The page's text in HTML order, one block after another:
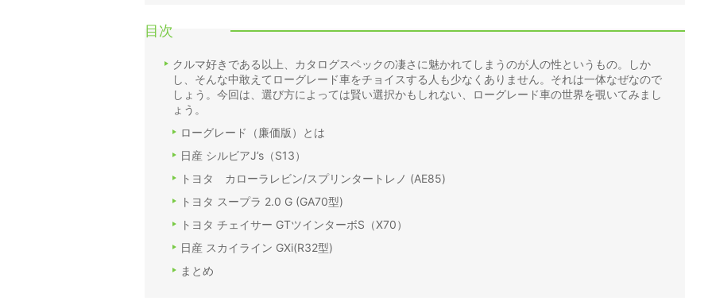
目次
クルマ好きである以上、カタログスペックの凄さに魅かれてしまうのが人の性というもの。しか
し、そんな中敢えてローグレード車をチョイスする人も少なくありません。それは一体なぜなので
しょう。今回は、選び方によっては賢い選択かもしれない、ローグレード車の世界を覗いてみまし
ょう。
ローグレード（廉価版）とは
日産 シルビアJ’s（S13）
トヨタ カローラレビン/スプリンタートレノ (AE85)
トヨタ スープラ 2.0 G (GA70型)
トヨタ チェイサー GTツインターボS（X70）
日産 スカイライン GXi(R32型)
まとめ